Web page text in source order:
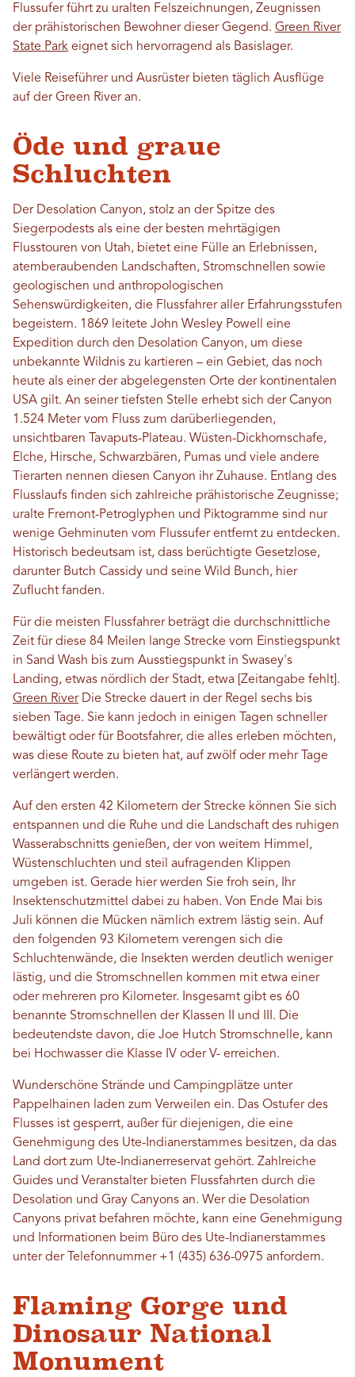
Flussufer führt zu uralten Felszeichnungen, Zeugnissen
der prähistorischen Bewohner dieser Gegend. Green River
State Park eignet sich hervorragend als Basislager.
Viele Reiseführer und Ausrüster bieten täglich Ausflüge
auf der Green River an.
Öde und graue
Schluchten
Der Desolation Canyon, stolz an der Spitze des
Siegerpodests als eine der besten mehrtägigen
Flusstouren von Utah, bietet eine Fülle an Erlebnissen,
atemberaubenden Landschaften, Stromschnellen sowie
geologischen und anthropologischen
Sehenswürdigkeiten, die Flussfahrer aller Erfahrungsstufen
begeistern. 1869 leitete John Wesley Powell eine
Expedition durch den Desolation Canyon, um diese
unbekannte Wildnis zu kartieren – ein Gebiet, das noch
heute als einer der abgelegensten Orte der kontinentalen
USA gilt. An seiner tiefsten Stelle erhebt sich der Canyon
1.524 Meter vom Fluss zum darüberliegenden,
unsichtbaren Tavaputs-Plateau. Wüsten-Dickhornschafe,
Elche, Hirsche, Schwarzbären, Pumas und viele andere
Tierarten nennen diesen Canyon ihr Zuhause. Entlang des
Flusslaufs finden sich zahlreiche prähistorische Zeugnisse;
uralte Fremont-Petroglyphen und Piktogramme sind nur
wenige Gehminuten vom Flussufer entfernt zu entdecken.
Historisch bedeutsam ist, dass berüchtigte Gesetzlose,
darunter Butch Cassidy und seine Wild Bunch, hier
Zuflucht fanden.
Für die meisten Flussfahrer beträgt die durchschnittliche
Zeit für diese 84 Meilen lange Strecke vom Einstiegspunkt
in Sand Wash bis zum Ausstiegspunkt in Swasey's
Landing, etwas nördlich der Stadt, etwa [Zeitangabe fehlt].
Green RiverDie Strecke dauert in der Regel sechs bis
sieben Tage. Sie kann jedoch in einigen Tagen schneller
bewältigt oder für Bootsfahrer, die alles erleben möchten,
was diese Route zu bieten hat, auf zwölf oder mehr Tage
verlängert werden.
Auf den ersten 42 Kilometern der Strecke können Sie sich
entspannen und die Ruhe und die Landschaft des ruhigen
Wasserabschnitts genießen, der von weitem Himmel,
Wüstenschluchten und steil aufragenden Klippen
umgeben ist. Gerade hier werden Sie froh sein, Ihr
Insektenschutzmittel dabei zu haben. Von Ende Mai bis
Juli können die Mücken nämlich extrem lästig sein. Auf
den folgenden 93 Kilometern verengen sich die
Schluchtenwände, die Insekten werden deutlich weniger
lästig, und die Stromschnellen kommen mit etwa einer
oder mehreren pro Kilometer. Insgesamt gibt es 60
benannte Stromschnellen der Klassen II und III. Die
bedeutendste davon, die Joe Hutch Stromschnelle, kann
bei Hochwasser die Klasse IV oder V- erreichen.
Wunderschöne Strände und Campingplätze unter
Pappelhainen laden zum Verweilen ein. Das Ostufer des
Flusses ist gesperrt, außer für diejenigen, die eine
Genehmigung des Ute-Indianerstammes besitzen, da das
Land dort zum Ute-Indianerreservat gehört. Zahlreiche
Guides und Veranstalter bieten Flussfahrten durch die
Desolation und Gray Canyons an. Wer die Desolation
Canyons privat befahren möchte, kann eine Genehmigung
und Informationen beim Büro des Ute-Indianerstammes
unter der Telefonnummer +1 (435) 636-0975 anfordern.
Flaming Gorge und
Dinosaur National
Monument